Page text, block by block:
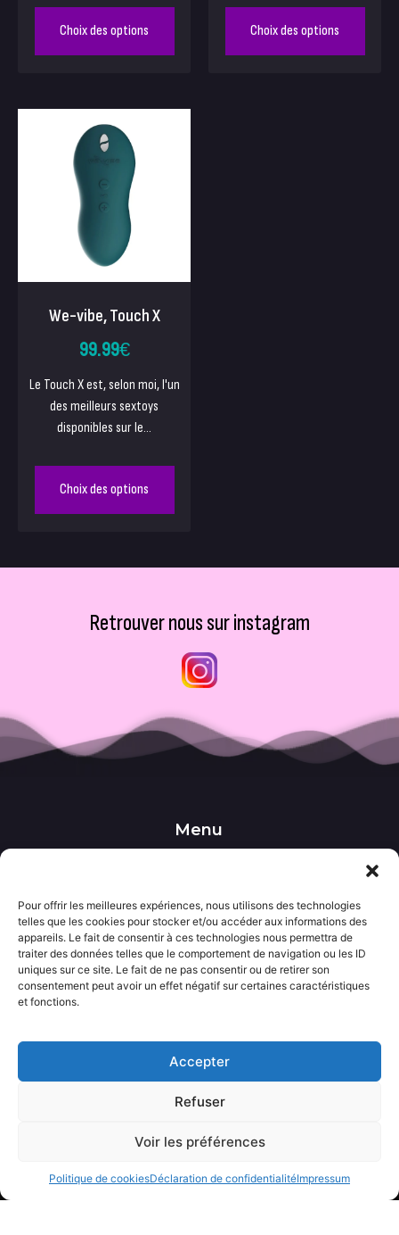
Pour offrir les meilleures expériences, nous utilisons des technologies
telles que les cookies pour stocker et/ou accéder aux informations des
appareils. Le fait de consentir à ces technologies nous permettra de
traiter des données telles que le comportement de navigation ou les ID
uniques sur ce site. Le fait de ne pas consentir ou de retirer son
consentement peut avoir un effet négatif sur certaines caractéristiques
et fonctions.
Accepter
Refuser
Voir les préférences
Politique de cookiesDéclaration de confidentialitéImpressum
Choix des options Choix des options
We-vibe, Touch X
99.99€
Le Touch X est, selon moi, l'un
des meilleurs sextoys
disponibles sur le...
Choix des options
Retrouver nous sur instagram
Menu
••• Accueil
••• Wishlist
••• Actualités
Informations
Contact
••• Nous contacter
Avecloveshop.fr tout droits réservé.